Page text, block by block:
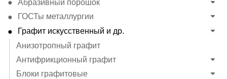
Абразивный порошок
ГОСТы металлургии
Графит искусственный и др.
Анизотропный графит
Антифрикционный графит
Блоки графитовые